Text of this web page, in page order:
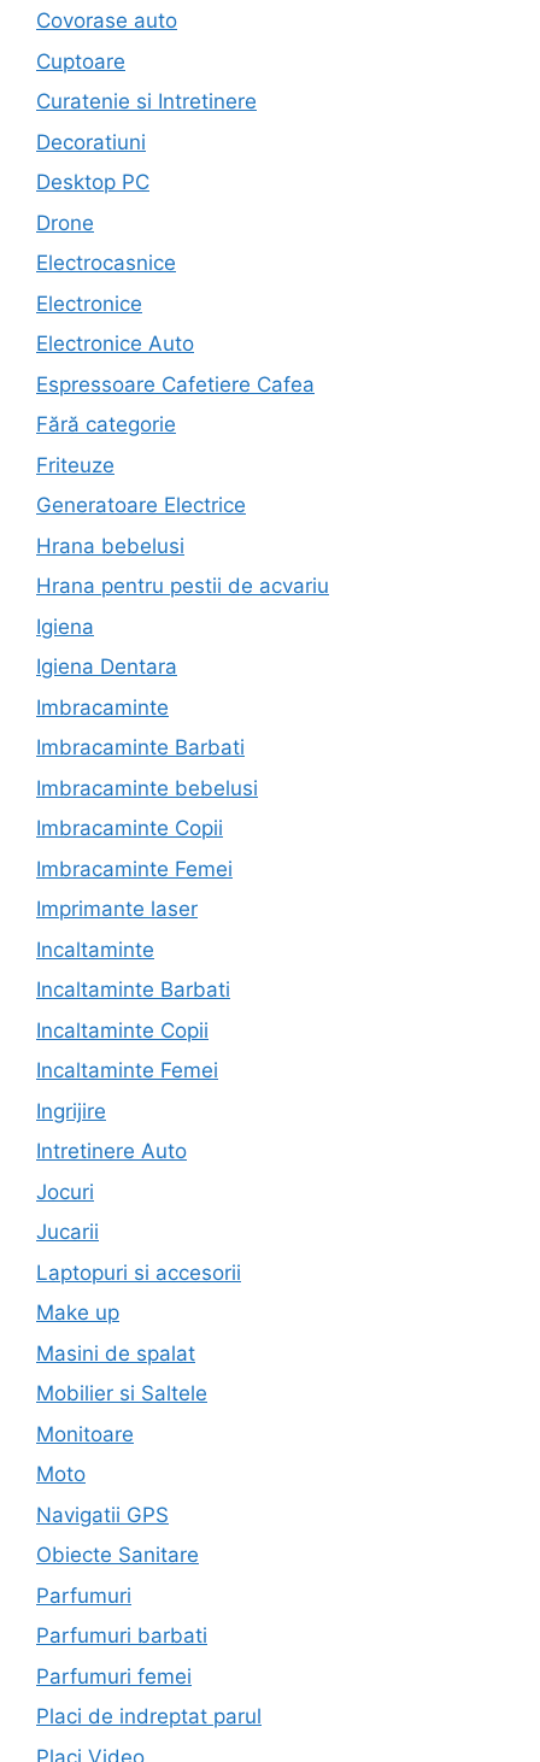
Covorase auto
Cuptoare
Curatenie si Intretinere
Decoratiuni
Desktop PC
Drone
Electrocasnice
Electronice
Electronice Auto
Espressoare Cafetiere Cafea
Fără categorie
Friteuze
Generatoare Electrice
Hrana bebelusi
Hrana pentru pestii de acvariu
Igiena
Igiena Dentara
Imbracaminte
Imbracaminte Barbati
Imbracaminte bebelusi
Imbracaminte Copii
Imbracaminte Femei
Imprimante laser
Incaltaminte
Incaltaminte Barbati
Incaltaminte Copii
Incaltaminte Femei
Ingrijire
Intretinere Auto
Jocuri
Jucarii
Laptopuri si accesorii
Make up
Masini de spalat
Mobilier si Saltele
Monitoare
Moto
Navigatii GPS
Obiecte Sanitare
Parfumuri
Parfumuri barbati
Parfumuri femei
Placi de indreptat parul
Placi Video